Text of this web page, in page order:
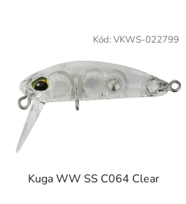
Kuga WW SS C064 Clear
Kód: VKWS-022799